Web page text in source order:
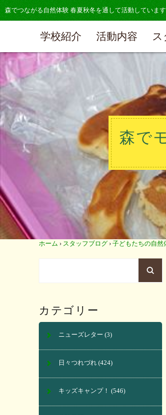
森でつながる自然体験 春夏秋冬を通して活動しています
学校紹介 活動内容
森で
ホーム › スタッフブログ › 子どもたちの自然
カテゴリー
ニューズレター (3)
日々つれづれ (424)
キッズキャンプ！ (546)